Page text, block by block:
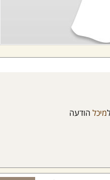
מיכל הודעה